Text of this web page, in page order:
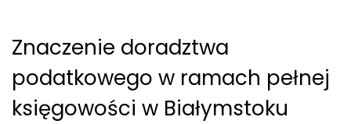
Znaczenie doradztwa
podatkowego w ramach pełnej
księgowości w Białymstoku